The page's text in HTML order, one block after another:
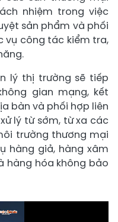
nhiệm trong việc
sản phẩm và phối
vụ công tác kiểm tra,
lý thị trường sẽ tiếp
gian mạng, kết
bàn và phối hợp liên
lý từ sớm, từ xa các
trường thương mại
hàng giả, hàng xâm
hàng hóa không bảo